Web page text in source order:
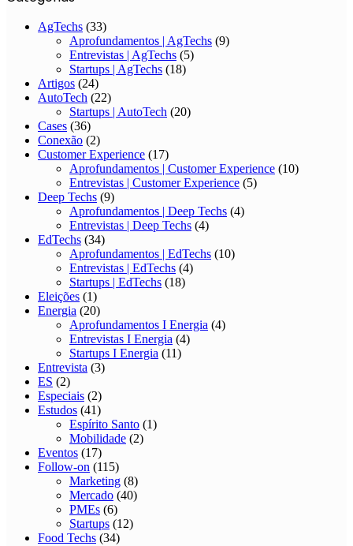
AgTechs (33)
Aprofundamentos | AgTechs (9)
Entrevistas | AgTechs (5)
Startups | AgTechs (18)
Artigos (24)
AutoTech (22)
Startups | AutoTech (20)
Cases (36)
Conexão (2)
Customer Experience (17)
Aprofundamentos | Customer Experience (10)
Entrevistas | Customer Experience (5)
Deep Techs (9)
Aprofundamentos | Deep Techs (4)
Entrevistas | Deep Techs (4)
EdTechs (34)
Aprofundamentos | EdTechs (10)
Entrevistas | EdTechs (4)
Startups | EdTechs (18)
Eleições (1)
Energia (20)
Aprofundamentos I Energia (4)
Entrevistas I Energia (4)
Startups I Energia (11)
Entrevista (3)
ES (2)
Especiais (2)
Estudos (41)
Espírito Santo (1)
Mobilidade (2)
Eventos (17)
Follow-on (115)
Marketing (8)
Mercado (40)
PMEs (6)
Startups (12)
Food Techs (34)